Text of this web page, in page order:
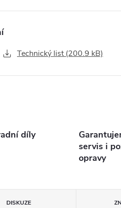
Technický list (200.9 kB)
díly
servis i
opravy
DISKUZE